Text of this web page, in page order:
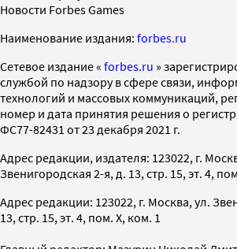
Новости Forbes Games
Наименование издания: forbes.ru
Cетевое издание « forbes.ru »
службой по надзору в сфере связи,
технологий и массовых коммуникаций,
номер и дата принятия решения о
ФС77-82431 от 23 декабря 2021 г.
Адрес редакции, издателя: 123022, г.
Звенигородская 2-я, д. 13, стр. 15, эт. 4,
Адрес редакции: 123022, г. Москва, ул.
13, стр. 15, эт. 4, пом. X, ком. 1